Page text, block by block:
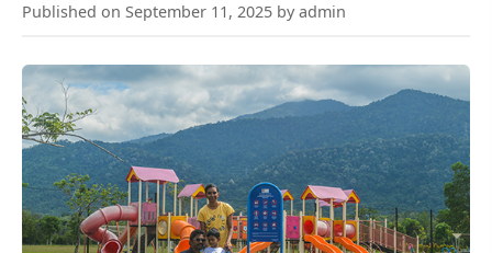
Published on September 11, 2025 by admin